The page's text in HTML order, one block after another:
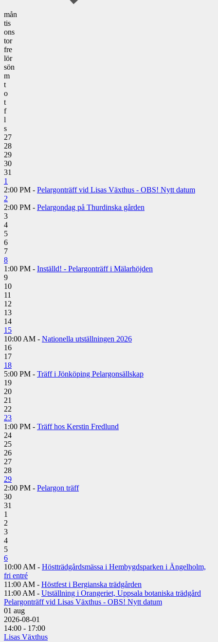
mån
tis
ons
tor
fre
lör
sön
m
t
o
t
f
l
s
27
28
29
30
31
1
2:00 PM - Pelargonträff vid Lisas Växthus - OBS! Nytt datum
2
2:00 PM - Pelargondag på Thurdinska gården
3
4
5
6
7
8
1:00 PM - Inställd! - Pelargonträff i Mälarhöjden
9
10
11
12
13
14
15
10:00 AM - Nationella utställningen 2026
16
17
18
5:00 PM - Träff i Jönköping Pelargonsällskap
19
20
21
22
23
1:00 PM - Träff hos Kerstin Fredlund
24
25
26
27
28
29
2:00 PM - Pelargon träff
30
31
1
2
3
4
5
6
10:00 AM - Höstträdgårdsmässa i Hembygdsparken i Ängelholm,
fri entré
11:00 AM - Höstfest i Bergianska trädgården
11:00 AM - Utställning i Orangeriet, Uppsala botaniska trädgård
Pelargonträff vid Lisas Växthus - OBS! Nytt datum
01 aug
2026-08-01
14:00 - 17:00
Lisas Växthus